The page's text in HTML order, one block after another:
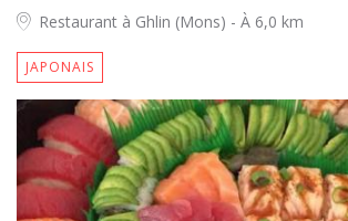
Restaurant à Ghlin (Mons) - À 6,0 km
JAPONAIS